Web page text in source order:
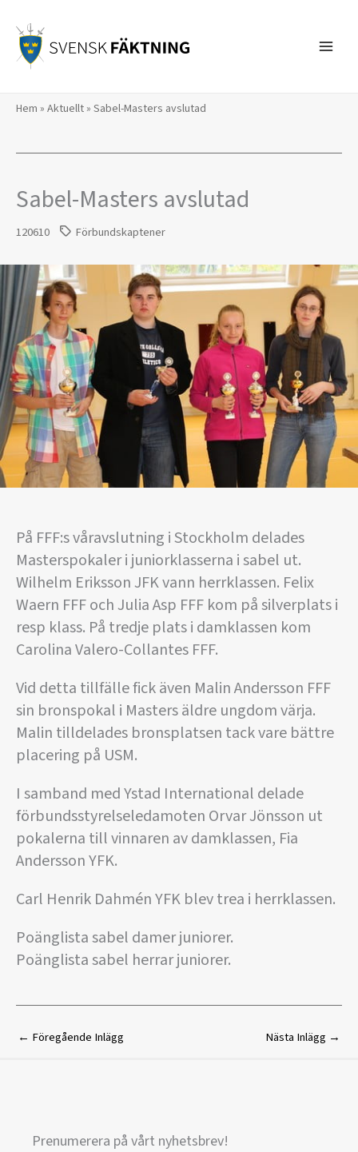
innehåll
Hem » Aktuellt» Sabel-Masters avslutad
Sabel-Masters avslutad
120610 Förbundskaptener
På FFF:s våravslutning i Stockholm delades
Masterspokaler i juniorklasserna i sabel ut.
Wilhelm Eriksson JFK vann herrklassen. Felix
Waern FFF och Julia Asp FFF kom på silverplats i
resp klass. På tredje plats i damklassen kom
Carolina Valero-Collantes FFF.
Vid detta tillfälle fick även Malin Andersson FFF
sin bronspokal i Masters äldre ungdom värja.
Malin tilldelades bronsplatsen tack vare bättre
placering på USM.
I samband med Ystad International delade
förbundsstyrelseledamoten Orvar Jönsson ut
pokalerna till vinnaren av damklassen, Fia
Andersson YFK.
Carl Henrik Dahmén YFK blev trea i herrklassen.
Poänglista sabel damer juniorer.
Poänglista sabel herrar juniorer.
← Föregående Inlägg Nästa Inlägg →
Prenumerera på vårt nyhetsbrev!